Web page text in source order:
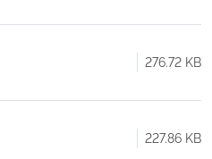
276.72 KB
227.86 KB